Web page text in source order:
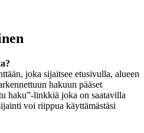
joka sijaitsee etusivulla, alueen
hakuun pääset
haku”-linkkiä joka on saatavilla
voi riippua käyttämästäsi